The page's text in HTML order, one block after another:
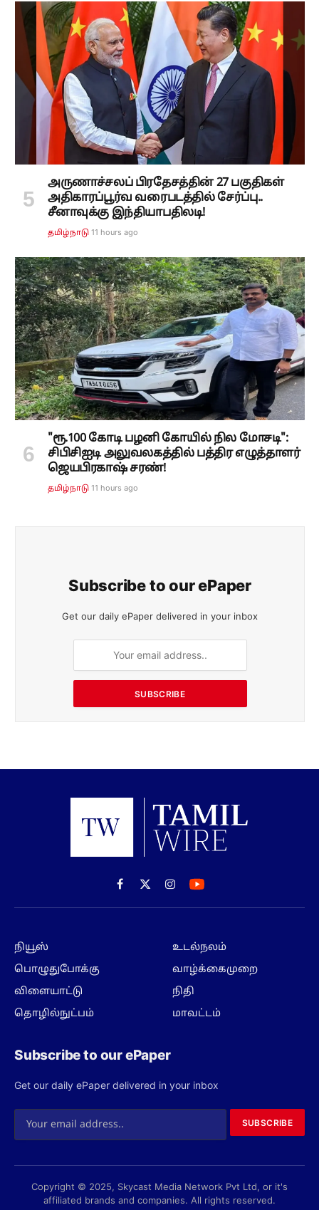
அருணாச்சலப் பிரதேசத்தின் 27 பகுதிகள்
அதிகாரப்பூர்வ வரைபடத்தில் சேர்ப்பு..
சீனாவுக்கு இந்தியாபதிலடி!
தமிழ்நாடு 11 hours ago
"ரூ.100 கோடி பழனி கோயில் நில மோசடி":
சிபிசிஐடி அலுவலகத்தில் பத்திர எழுத்தாளர்
ஜெயபிரகாஷ் சரண்!
தமிழ்நாடு 11 hours ago
Subscribe to our ePaper
Get our daily ePaper delivered in your inbox
SUBSCRIBE
Facebook
X
(Twitter)
Instagram
நியூஸ்
பொழுதுபோக்கு
விளையாட்டு
தொழில்நுட்பம்
உடல்நலம்
வாழ்க்கைமுறை
நிதி
மாவட்டம்
Subscribe to our ePaper
Get our daily ePaper delivered in your inbox
SUBSCRIBE
Copyright © 2025, Skycast Media Network Pvt Ltd, or it's
affiliated brands and companies. All rights reserved.